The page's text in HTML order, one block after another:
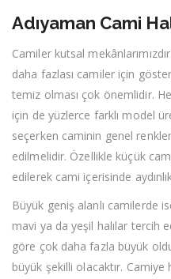
Adıyaman Cami
Camiler kutsal
daha fazlası camiler için
temiz olması çok önemlidir.
için de yüzlerce farklı model
seçerken caminin genel
edilmelidir. Özellikle küçük
edilerek cami içerisinde
Büyük geniş alanlı camilerde
mavi ya da yeşil halılar tercih
göre çok daha fazla büyük
büyük şekilli olacaktır.